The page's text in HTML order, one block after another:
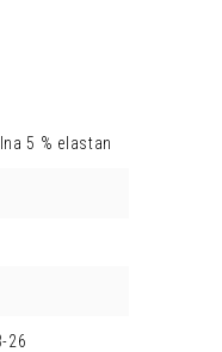
5 % elastan
26